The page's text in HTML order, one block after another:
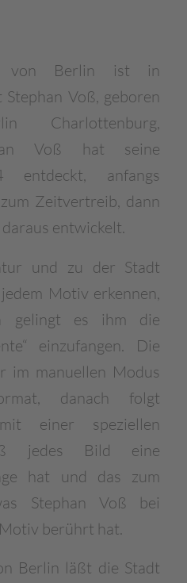
von Berlin ist in
Voß, geboren
Voß hat seine
entdeckt, anfangs
Zeitvertreib, dann
entwickelt.
und zu der Stadt
Motiv erkennen,
gelingt es ihm die
einzufangen. Die
im manuellen Modus
danach folgt
einer speziellen
jedes Bild eine
hat und das zum
Stephan Voß bei
berührt hat.
Berlin läßt die Stadt